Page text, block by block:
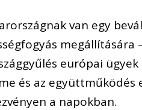
ágnak van egy bevá
égfogyás megállítására
ággyűlés európai ü
és az együttműködés
ényen a napokban.